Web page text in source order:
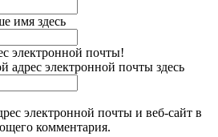
имя здесь
электронной почты!
адрес электронной почты здесь
электронной почты и веб-сайт в
комментария.